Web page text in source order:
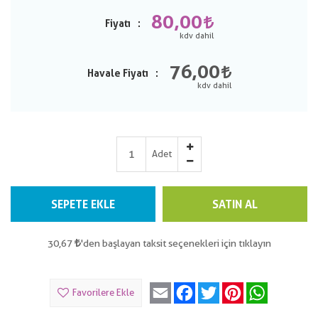
Fiyatı 80,00
Havale Fiyatı 76,00
Adet
SEPETE EKLE SATIN AL
30,67 'den başlayan taksit seçenekleri için tıklayın
Favorilere Ekle Email Facebook
Twitter Pinterest